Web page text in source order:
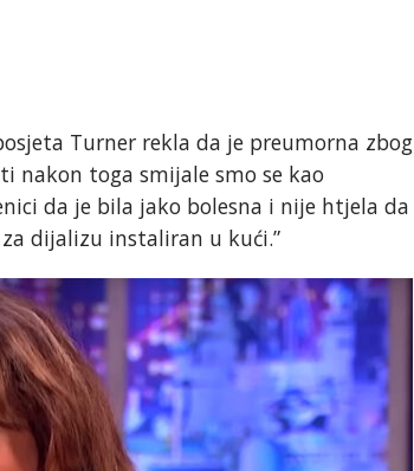
Turner rekla da je preumorna zbog
nakon toga smijale smo se kao
da je bila jako bolesna i nije htjela da
dijalizu instaliran u kući.”